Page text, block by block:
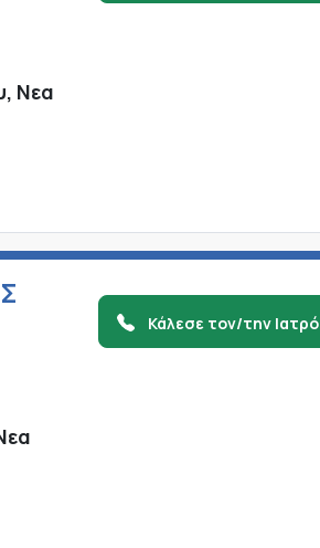
Νεα
Κάλεσε τον/την Ιατρό